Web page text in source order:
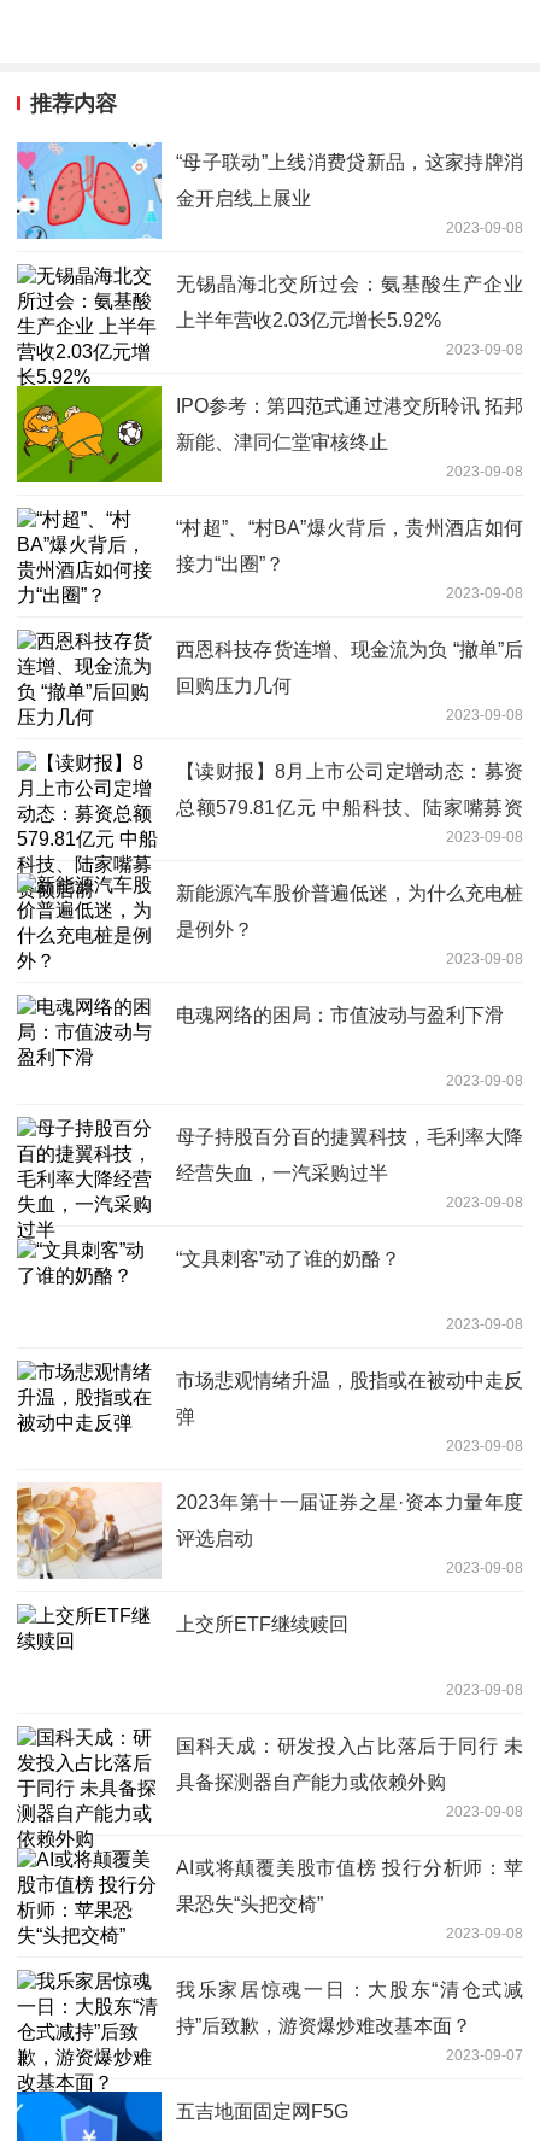
推荐内容
“母子联动”上线消费贷新品，这家持牌消
金开启线上展业
2023-09-08
无锡晶海北交所过会：氨基酸生产企业
上半年营收2.03亿元增长5.92%
2023-09-08
IPO参考：第四范式通过港交所聆讯 拓邦
新能、津同仁堂审核终止
2023-09-08
“村超”、“村BA”爆火背后，贵州酒店如何
接力“出圈”？
2023-09-08
西恩科技存货连增、现金流为负 “撤单”后
回购压力几何
2023-09-08
【读财报】8月上市公司定增动态：募资
总额579.81亿元 中船科技、陆家嘴募资
2023-09-08
新能源汽车股价普遍低迷，为什么充电桩
是例外？
2023-09-08
电魂网络的困局：市值波动与盈利下滑
2023-09-08
母子持股百分百的捷翼科技，毛利率大降
经营失血，一汽采购过半
2023-09-08
“文具刺客”动了谁的奶酪？
2023-09-08
市场悲观情绪升温，股指或在被动中走反
弹
2023-09-08
2023年第十一届证券之星·资本力量年度
评选启动
2023-09-08
上交所ETF继续赎回
2023-09-08
国科天成：研发投入占比落后于同行 未
具备探测器自产能力或依赖外购
2023-09-08
AI或将颠覆美股市值榜 投行分析师：苹
果恐失“头把交椅”
2023-09-08
我乐家居惊魂一日：大股东“清仓式减
持”后致歉，游资爆炒难改基本面？
2023-09-07
五吉地面固定网F5G